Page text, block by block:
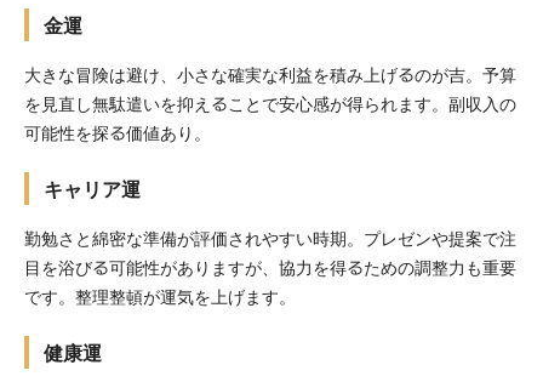
金運
大きな冒険は避け、小さな確実な利益を積み上げるのが吉。予算
を見直し無駄遣いを抑えることで安心感が得られます。副収入の
可能性を探る価値あり。
キャリア運
勤勉さと綿密な準備が評価されやすい時期。プレゼンや提案で注
目を浴びる可能性がありますが、協力を得るための調整力も重要
です。整理整頓が運気を上げます。
健康運